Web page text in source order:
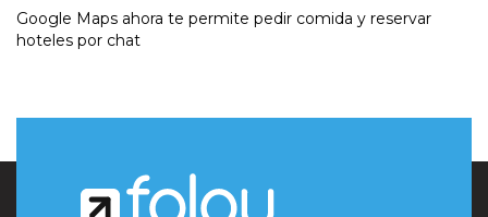
Google Maps ahora te permite pedir comida y reservar
hoteles por chat